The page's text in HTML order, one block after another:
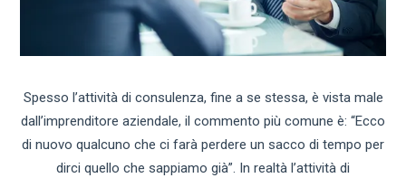
Spesso l’attività di consulenza, fine a se stessa, è vista male
dall’imprenditore aziendale, il commento più comune è: “Ecco
di nuovo qualcuno che ci farà perdere un sacco di tempo per
dirci quello che sappiamo già”. In realtà l’attività di